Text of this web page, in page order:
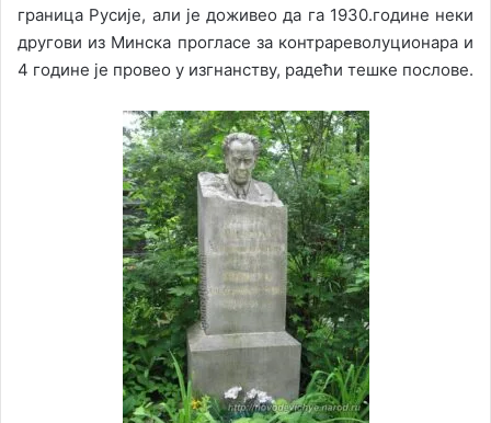
граница Русије, али је доживео да га 1930.године неки
другови из Минска прогласе за контрареволуционара и
4 године је провео у изгнанству, радећи тешке послове.